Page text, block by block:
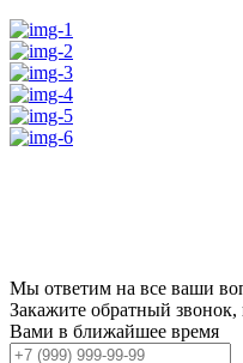
Мы ответим на все ваши
Закажите обратный
Вами в ближайшее время